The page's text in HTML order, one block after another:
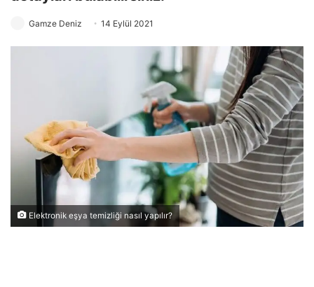
Gamze Deniz 14 Eylül 2021
Elektronik eşya temizliği nasıl yapılır?